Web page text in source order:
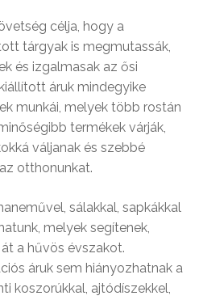
célja, hogy a
tárgyak is megmutassák,
és izgalmasak az ősi
áruk mindegyike
munkái, melyek több rostán
termékek várják,
váljanak és szebbé
otthonunkat.
sálakkal, sapkákkal
melyek segítenek,
a hűvös évszakot.
áruk sem hiányozhatnak a
koszorúkkal, ajtódíszekkel,